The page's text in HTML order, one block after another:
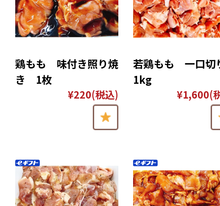
鶏もも 味付き照り焼
き 1枚
¥220(税込)
若鶏もも 一口
1kg
¥1,600(